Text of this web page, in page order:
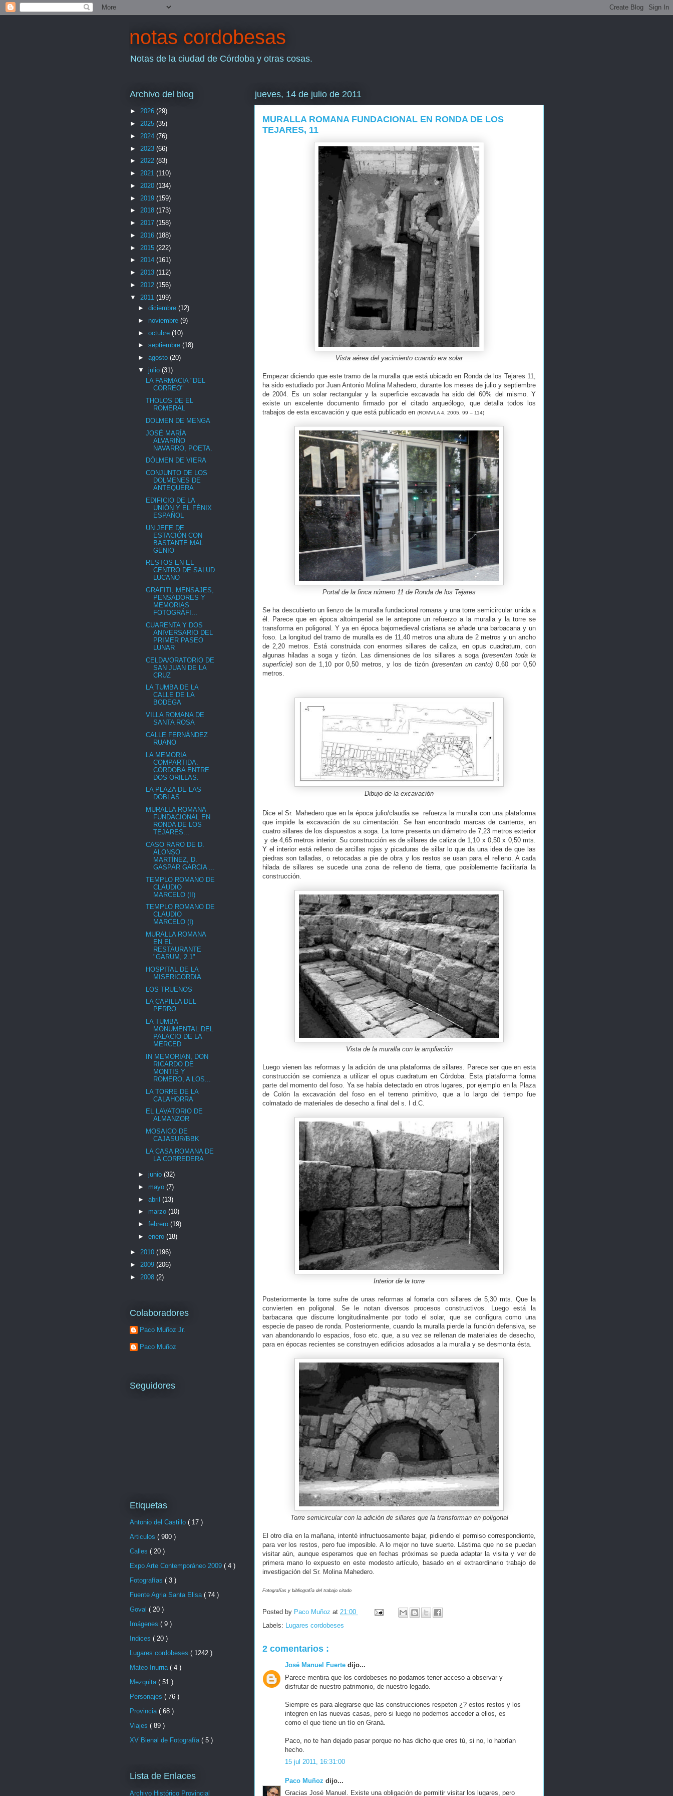
notas cordobesas
Notas de la ciudad de Córdoba y otras cosas.
jueves, 14 de julio de 2011
MURALLA ROMANA FUNDACIONAL EN RONDA DE LOS
TEJARES, 11
Vista aérea del yacimiento cuando era solar
Empezar diciendo que este tramo de la muralla que está ubicado en Ronda de los Tejares 11,
ha sido estudiado por Juan Antonio Molina Mahedero, durante los meses de julio y septiembre
de 2004. Es un solar rectangular y la superficie excavada ha sido del 60% del mismo. Y
existe un excelente documento firmado por el citado arqueólogo, que detalla todos los
trabajos de esta excavación y que está publicado en (ROMVLA 4, 2005, 99 – 114)
Portal de la finca número 11 de Ronda de los Tejares
Se ha descubierto un lienzo de la muralla fundacional romana y una torre semicircular unida a
él. Parece que en época altoimperial se le antepone un refuerzo a la muralla y la torre se
transforma en poligonal. Y ya en época bajomedieval cristiana se añade una barbacana y un
foso. La longitud del tramo de muralla es de 11,40 metros una altura de 2 metros y un ancho
de 2,20 metros. Está construida con enormes sillares de caliza, en opus cuadratum, con
algunas hiladas a soga y tizón. Las dimensiones de los sillares a soga(presentan toda la
superficie) son de 1,10 por 0,50 metros, y los de tizón (presentan un canto)0,60 por 0,50
metros.
Dibujo de la excavación
Dice el Sr. Mahedero que en la época julio/claudia se refuerza la muralla con una plataforma
que impide la excavación de su cimentación. Se han encontrado marcas de canteros, en
cuatro sillares de los dispuestos a soga. La torre presenta un diámetro de 7,23 metros exterior
y de 4,65 metros interior. Su construcción es de sillares de caliza de 1,10 x 0,50 x 0,50 mts.
Y el interior está relleno de arcillas rojas y picaduras de sillar lo que da una idea de que las
piedras son talladas, o retocadas a pie de obra y los restos se usan para el relleno. A cada
hilada de sillares se sucede una zona de relleno de tierra, que posiblemente facilitaría la
construcción.
Vista de la muralla con la ampliación
Luego vienen las reformas y la adición de una plataforma de sillares. Parece ser que en esta
construcción se comienza a utilizar el opus cuadratum en Córdoba. Esta plataforma forma
parte del momento del foso. Ya se había detectado en otros lugares, por ejemplo en la Plaza
de Colón la excavación del foso en el terreno primitivo, que a lo largo del tiempo fue
colmatado de materiales de desecho a final del s. I d.C.
Interior de la torre
Posteriormente la torre sufre de unas reformas al forrarla con sillares de 5,30 mts. Que la
convierten en poligonal. Se le notan diversos procesos constructivos. Luego está la
barbacana que discurre longitudinalmente por todo el solar, que se configura como una
especie de paseo de ronda. Posteriormente, cuando la muralla pierde la función defensiva, se
van abandonando lo espacios, foso etc. que, a su vez se rellenan de materiales de desecho,
para en épocas recientes se construyen edificios adosados a la muralla y se desmonta ésta.
Torre semicircular con la adición de sillares que la transforman en poligonal
El otro día en la mañana, intenté infructuosamente bajar, pidiendo el permiso correspondiente,
para ver los restos, pero fue imposible. A lo mejor no tuve suerte. Lástima que no se puedan
visitar aún, aunque esperamos que en fechas próximas se pueda adaptar la visita y ver de
primera mano lo expuesto en este modesto artículo, basado en el extraordinario trabajo de
investigación del Sr. Molina Mahedero.
Fotografías y bibliografía del trabajo citado
Posted by Paco Muñoz at 21:00
Labels: Lugares cordobeses
2 comentarios :
José Manuel Fuerte dijo...
Parece mentira que los cordobeses no podamos tener acceso a observar y
disfrutar de nuestro patrimonio, de nuestro legado.
Siempre es para alegrarse que las construcciones respeten ¿? estos restos y los
integren en las nuevas casas, pero si luego no podemos acceder a ellos, es
como el que tiene un tío en Graná.
Paco, no te han dejado pasar porque no has dicho que eres tú, si no, lo habrían
hecho.
15 jul 2011, 16:31:00
Paco Muñoz dijo...
Gracias José Manuel. Existe una obligación de permitir visitar los lugares, pero
Archivo del blog
► 2026 (29)
► 2025 (35)
► 2024 (76)
► 2023 (66)
► 2022 (83)
► 2021 (110)
► 2020 (134)
► 2019 (159)
► 2018 (173)
► 2017 (158)
► 2016 (188)
► 2015 (222)
► 2014 (161)
► 2013 (112)
► 2012 (156)
▼ 2011 (199)
► diciembre (12)
► noviembre (9)
► octubre (10)
► septiembre (18)
► agosto (20)
▼ julio (31)
LA FARMACIA "DEL
CORREO"
THOLOS DE EL
ROMERAL
DOLMEN DE MENGA
JOSÉ MARÍA
ALVARIÑO
NAVARRO, POETA.
DÓLMEN DE VIERA
CONJUNTO DE LOS
DOLMENES DE
ANTEQUERA
EDIFICIO DE LA
UNIÓN Y EL FÉNIX
ESPAÑOL
UN JEFE DE
ESTACIÓN CON
BASTANTE MAL
GENIO
RESTOS EN EL
CENTRO DE SALUD
LUCANO
GRAFITI, MENSAJES,
PENSADORES Y
MEMORIAS
FOTOGRÁFI...
CUARENTA Y DOS
ANIVERSARIO DEL
PRIMER PASEO
LUNAR
CELDA/ORATORIO DE
SAN JUAN DE LA
CRUZ
LA TUMBA DE LA
CALLE DE LA
BODEGA
VILLA ROMANA DE
SANTA ROSA
CALLE FERNÁNDEZ
RUANO
LA MEMORIA
COMPARTIDA.
CÓRDOBA ENTRE
DOS ORILLAS.
LA PLAZA DE LAS
DOBLAS
MURALLA ROMANA
FUNDACIONAL EN
RONDA DE LOS
TEJARES...
CASO RARO DE D.
ALONSO
MARTÍNEZ, D.
GASPAR GARCIA ...
TEMPLO ROMANO DE
CLAUDIO
MARCELO (II)
TEMPLO ROMANO DE
CLAUDIO
MARCELO (I)
MURALLA ROMANA
EN EL
RESTAURANTE
"GARUM, 2.1"
HOSPITAL DE LA
MISERICORDIA
LOS TRUENOS
LA CAPILLA DEL
PERRO
LA TUMBA
MONUMENTAL DEL
PALACIO DE LA
MERCED
IN MEMORIAN, DON
RICARDO DE
MONTIS Y
ROMERO, A LOS...
LA TORRE DE LA
CALAHORRA
EL LAVATORIO DE
ALMANZOR
MOSAICO DE
CAJASUR/BBK
LA CASA ROMANA DE
LA CORREDERA
► junio (32)
► mayo (7)
► abril (13)
► marzo (10)
► febrero (19)
► enero (18)
► 2010 (196)
► 2009 (206)
► 2008 (2)
Colaboradores
Paco Muñoz Jr.
Paco Muñoz
Seguidores
Etiquetas
Antonio del Castillo ( 17 )
Articulos ( 900 )
Calles ( 20 )
Expo Arte Contemporáneo 2009 ( 4 )
Fotografías ( 3 )
Fuente Agria Santa Elisa ( 74 )
Goval ( 20 )
Imágenes ( 9 )
Indices ( 20 )
Lugares cordobeses ( 1242 )
Mateo Inurria ( 4 )
Mezquita ( 51 )
Personajes ( 76 )
Provincia ( 68 )
Viajes ( 89 )
XV Bienal de Fotografía ( 5 )
Lista de Enlaces
Archivo Histórico Provincial